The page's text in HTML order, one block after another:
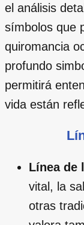
el análisis
símbolos que
quiromancia
profundo
permitirá
vida están
Línea de
vital, la
otras